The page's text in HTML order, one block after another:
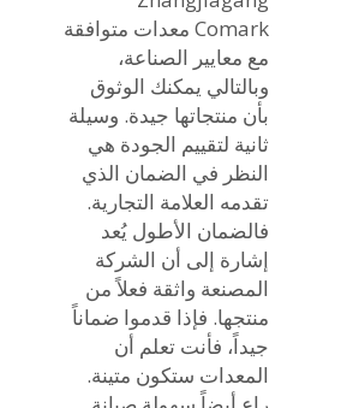
Comark معدات متوافقة
مع معايير الصناعة،
وبالتالي يمكنك الوثوق
بأن منتجاتها جيدة. وسيلة
ثانية لتقييم الجودة هي
النظر في الضمان الذي
تقدمه العلامة التجارية.
فالضمان الأطول يُعد
إشارة إلى أن الشركة
المصنعة واثقة فعلاً من
منتجها. فإذا قدموا ضماناً
جيداً، فأنت تعلم أن
المعدات ستكون متينة.